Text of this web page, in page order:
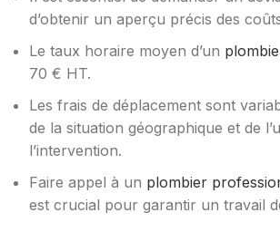
d’obtenir un aperçu précis des
Le taux horaire moyen d’un
70 € HT.
Les frais de déplacement sont
de la situation géographique et de
l’intervention.
Faire appel à un plombier
est crucial pour garantir un travail